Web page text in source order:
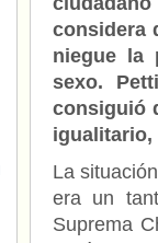
considera
niegue la
sexo.
consiguió
igualitario,
La
era un
Suprema